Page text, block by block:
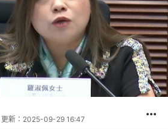
更新： 2025-09-29 16:47